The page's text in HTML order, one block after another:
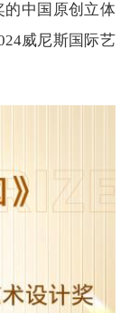
中国原创立体
威尼斯国际艺